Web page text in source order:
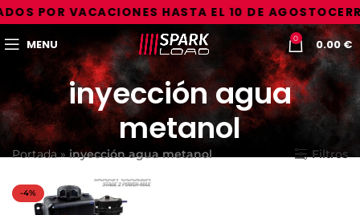
POR VACACIONES HASTA EL 10 DE AGOSTO
MENU 0 0.00€
inyección agua
metanol
Portada»inyección agua metanol Filtros
-4%